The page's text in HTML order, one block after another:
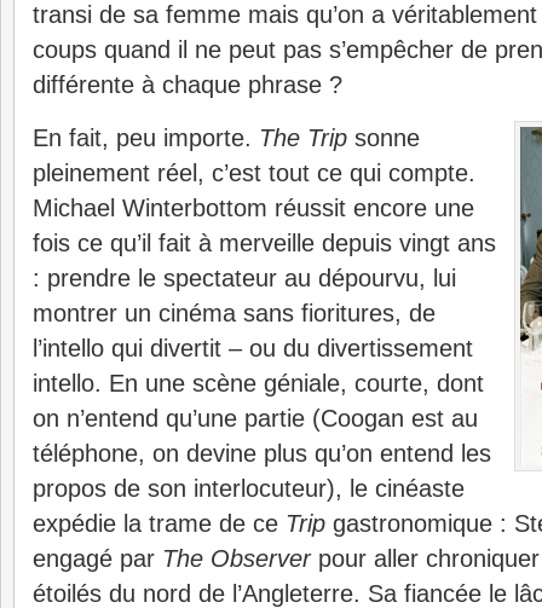
transi de sa femme mais qu’on a
coups quand il ne peut pas s’empêcher de
différente à chaque phrase ?
En fait, peu importe. The Trip sonne
pleinement réel, c’est tout ce qui compte.
Michael Winterbottom réussit encore une
fois ce qu’il fait à merveille depuis vingt ans
: prendre le spectateur au dépourvu, lui
montrer un cinéma sans fioritures, de
l’intello qui divertit – ou du divertissement
intello. En une scène géniale, courte, dont
on n’entend qu’une partie (Coogan est au
téléphone, on devine plus qu’on entend les
propos de son interlocuteur), le cinéaste
expédie la trame de ce Trip gastronomique :
engagé par The Observerpour aller
étoilés du nord de l’Angleterre. Sa fiancée le